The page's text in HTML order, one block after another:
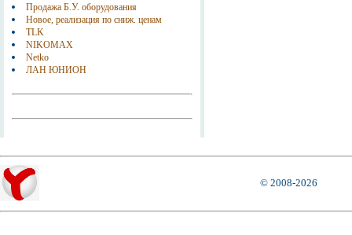
Продажа Б.У. оборудования
Новое, реализация по сниж. ценам
TLK
NIKOMAX
Netko
ЛАН ЮНИОН
© 2008-2026